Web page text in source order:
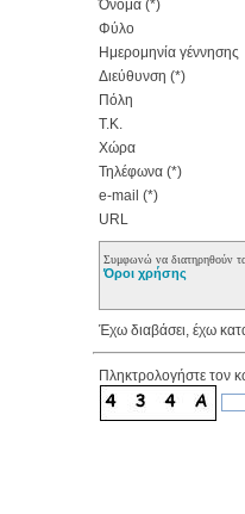
Όνομα (*)
Φύλο
Ημερομηνία γέννησης
Διεύθυνση (*)
Πόλη
Τ.Κ.
Xώρα
Τηλέφωνα (*)
e-mail (*)
URL
Συμφωνώ να διατηρηθούν
Όροι χρήσης
Έχω διαβάσει, έχω
Πληκτρολογήστε τον